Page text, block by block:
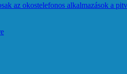
az okostelefonos alkalmazások a